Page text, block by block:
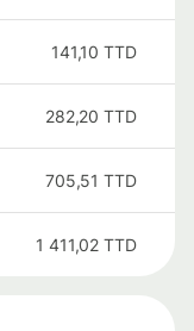
141,10 TTD
282,20 TTD
705,51 TTD
1 411,02 TTD